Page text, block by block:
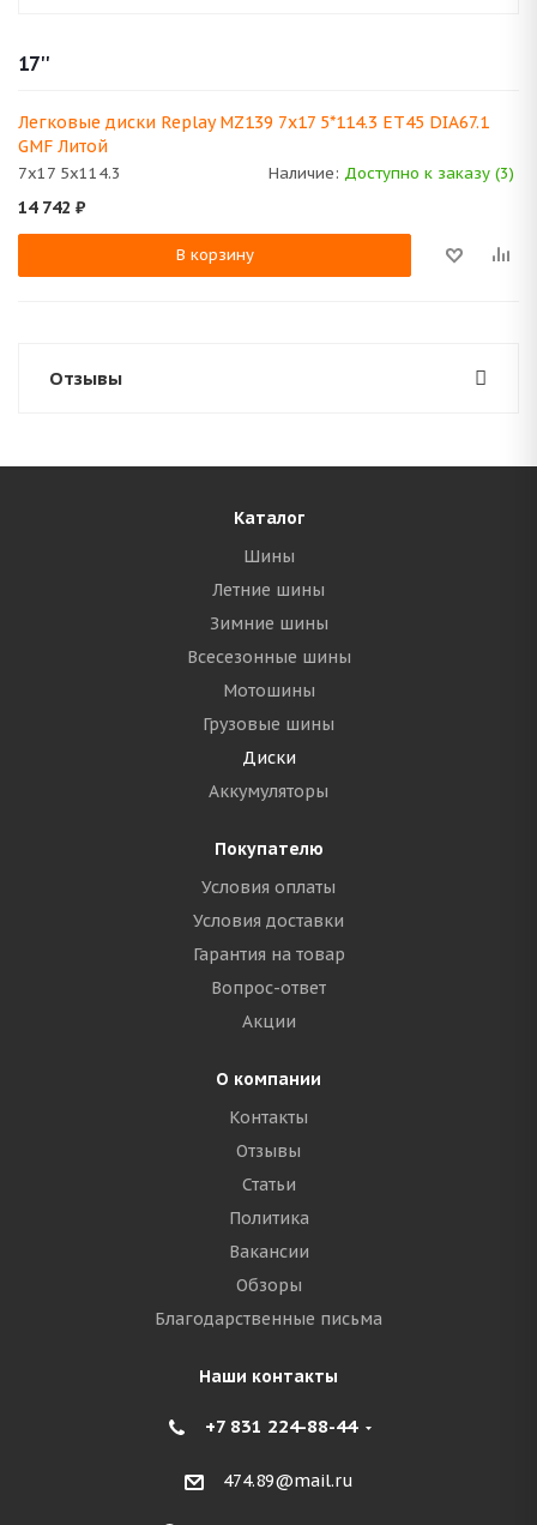
17''
Легковые диски Replay MZ139 7x17 5*114.3 ET45 DIA67.1
GMF Литой
7x17 5x114.3 Наличие: Доступно к заказу (3)
14 742 ₽
В корзину
Отзывы
Каталог
Шины
Летние шины
Зимние шины
Всесезонные шины
Мотошины
Грузовые шины
Диски
Аккумуляторы
Покупателю
Условия оплаты
Условия доставки
Гарантия на товар
Вопрос-ответ
Акции
О компании
Контакты
Отзывы
Статьи
Политика
Вакансии
Обзоры
Благодарственные письма
Наши контакты
+7 831 224-88-44
474.89@mail.ru